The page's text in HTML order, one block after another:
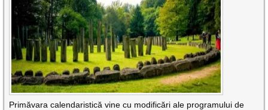
Primăvara calendaristică vine cu modificări ale programului de